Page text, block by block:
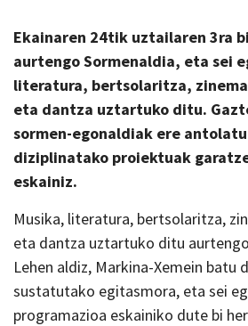
Ekainaren 24tik uztailaren 3ra
aurtengo Sormenaldia, eta sei
literatura, bertsolaritza,
eta dantza uztartuko ditu.
sormen-egonaldiak ere
diziplinatako proiektuak
eskainiz.
Musika, literatura, bertsolaritza,
eta dantza uztartuko ditu
Lehen aldiz, Markina-Xemein batu
sustatutako egitasmora, eta sei
programazioa eskainiko dute bi